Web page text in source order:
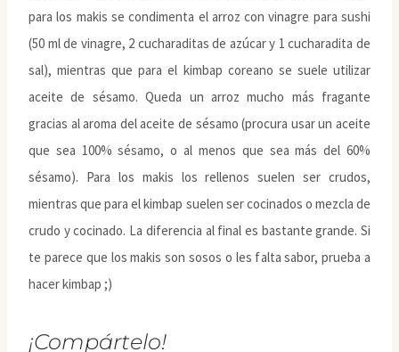
para los makis se condimenta el arroz con vinagre para sushi
(50 ml de vinagre, 2 cucharaditas de azúcar y 1 cucharadita de
sal), mientras que para el kimbap coreano se suele utilizar
aceite de sésamo. Queda un arroz mucho más fragante
gracias al aroma del aceite de sésamo (procura usar un aceite
que sea 100% sésamo, o al menos que sea más del 60%
sésamo). Para los makis los rellenos suelen ser crudos,
mientras que para el kimbap suelen ser cocinados o mezcla de
crudo y cocinado. La diferencia al final es bastante grande. Si
te parece que los makis son sosos o les falta sabor, prueba a
hacer kimbap ;)
¡Compártelo!